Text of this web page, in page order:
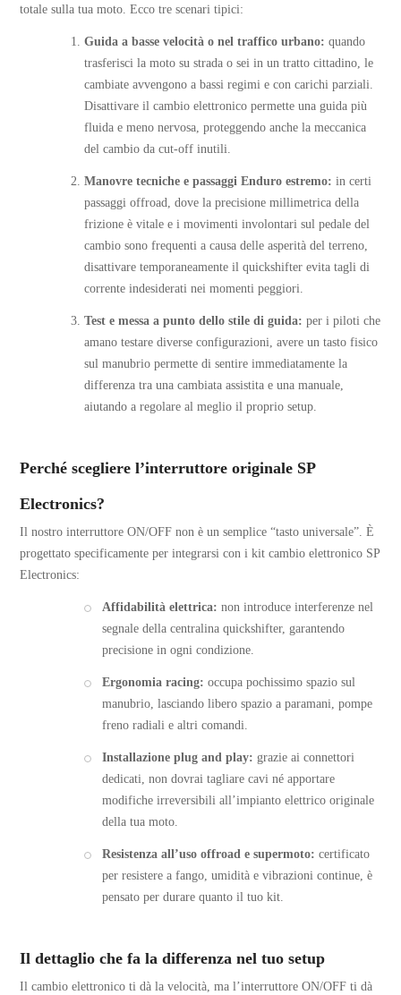
totale sulla tua moto. Ecco tre scenari tipici:
Guida a basse velocità o nel traffico urbano: quando
trasferisci la moto su strada o sei in un tratto cittadino, le
cambiate avvengono a bassi regimi e con carichi parziali.
Disattivare il cambio elettronico permette una guida più
fluida e meno nervosa, proteggendo anche la meccanica
del cambio da cut-off inutili.
Manovre tecniche e passaggi Enduro estremo: in certi
passaggi offroad, dove la precisione millimetrica della
frizione è vitale e i movimenti involontari sul pedale del
cambio sono frequenti a causa delle asperità del terreno,
disattivare temporaneamente il quickshifter evita tagli di
corrente indesiderati nei momenti peggiori.
Test e messa a punto dello stile di guida: per i piloti che
amano testare diverse configurazioni, avere un tasto fisico
sul manubrio permette di sentire immediatamente la
differenza tra una cambiata assistita e una manuale,
aiutando a regolare al meglio il proprio setup.
Perché scegliere l’interruttore originale SP
Electronics?
Il nostro interruttore ON/OFF non è un semplice “tasto universale”. È
progettato specificamente per integrarsi con i kit cambio elettronico SP
Electronics:
Affidabilità elettrica: non introduce interferenze nel
segnale della centralina quickshifter, garantendo
precisione in ogni condizione.
Ergonomia racing: occupa pochissimo spazio sul
manubrio, lasciando libero spazio a paramani, pompe
freno radiali e altri comandi.
Installazione plug and play: grazie ai connettori
dedicati, non dovrai tagliare cavi né apportare
modifiche irreversibili all’impianto elettrico originale
della tua moto.
Resistenza all’uso offroad e supermoto: certificato
per resistere a fango, umidità e vibrazioni continue, è
pensato per durare quanto il tuo kit.
Il dettaglio che fa la differenza nel tuo setup
Il cambio elettronico ti dà la velocità, ma l’interruttore ON/OFF ti dà